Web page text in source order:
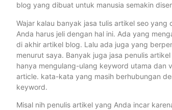
blog yang dibuat untuk manusia semakin
Wajar kalau banyak jasa tulis artikel seo
Anda harus jeli dengan hal ini. Ada yang
di akhir artikel blog. Lalu ada juga yang
menurut saya. Banyak juga jasa penulis
hanya mengulang-ulang keyword utama dan
article. kata-kata yang masih berhubungan
keyword.
Misal nih penulis artikel yang Anda incar